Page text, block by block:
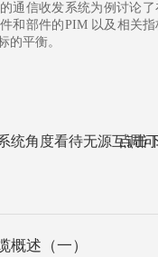
通信收发系统为例讨论
和部件的PIM 以及相关
的平衡。
AN-
点击
概述（一）